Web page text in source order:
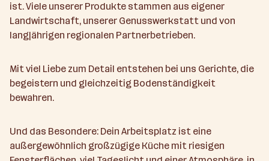
ist. Viele unserer Produkte stammen aus eigener
Landwirtschaft, unserer Genusswerkstatt und von
langjährigen regionalen Partnerbetrieben.
Mit viel Liebe zum Detail entstehen bei uns Gerichte, die
begeistern und gleichzeitig Bodenständigkeit
bewahren.
Und das Besondere: Dein Arbeitsplatz ist eine
außergewöhnlich großzügige Küche mit riesigen